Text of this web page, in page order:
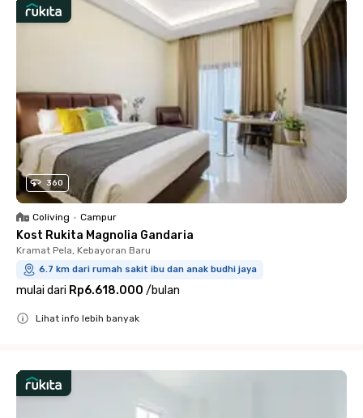
360
Coliving • Campur
Kost Rukita Magnolia Gandaria
Kramat Pela, Kebayoran Baru
6.7 km dari rumah sakit ibu dan anak budhi jaya
mulai dari Rp6.618.000 /bulan
Lihat info lebih banyak